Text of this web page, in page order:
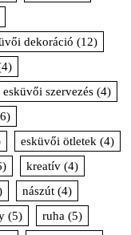
dekoráció (12)
esküvői szervezés (4)
esküvői ötletek (4)
kreatív (4)
nászút (4)
(5) ruha (5)